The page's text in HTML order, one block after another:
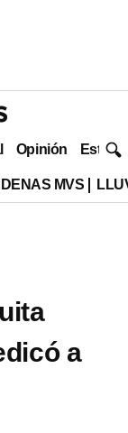
Opinión Estilo
MVS
a